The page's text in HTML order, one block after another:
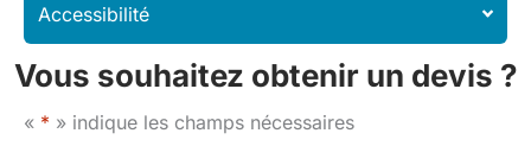
Accessibilité
Vous souhaitez obtenir un devis ?
« * » indique les champs nécessaires